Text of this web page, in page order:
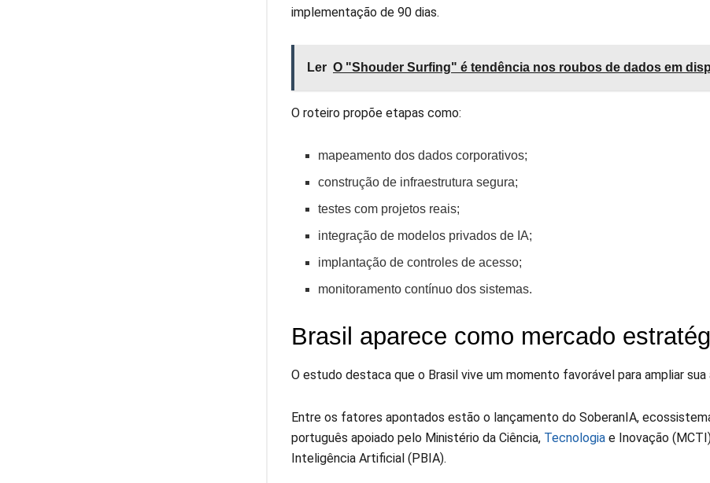
implementação de 90 dias.
Ler O "Shouder Surfing" é tendência nos roubos de dados em
O roteiro propõe etapas como:
mapeamento dos dados corporativos;
construção de infraestrutura segura;
testes com projetos reais;
integração de modelos privados de IA;
implantação de controles de acesso;
monitoramento contínuo dos sistemas.
Brasil aparece como mercado
O estudo destaca que o Brasil vive um momento favorável para ampliar
Entre os fatores apontados estão o lançamento do SoberanIA,
português apoiado pelo Ministério da Ciência, Tecnologia e Inovação
Inteligência Artificial (PBIA).